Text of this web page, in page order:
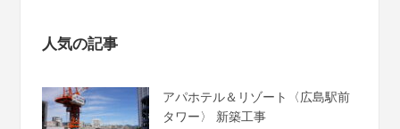
人気の記事
アパホテル＆リゾート〈広島駅前
タワー〉 新築工事